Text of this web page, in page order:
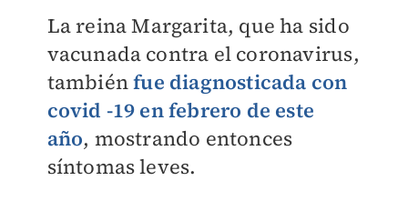
La reina Margarita, que ha sido
vacunada contra el coronavirus,
tambiénfue diagnosticada con
covid -19 en febrero de este
año, mostrando entonces
síntomas leves.